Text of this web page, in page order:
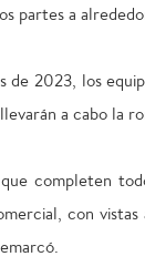
partes a
de 2023, los
a cabo la
completen
con vistas